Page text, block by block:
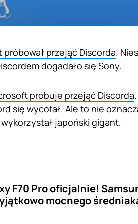
próbował przejąć Discorda.
dogadało się Sony.
próbuje przejąć Discorda
się wycofał. Ale to nie
japoński gigant.
F70 Pro oficjalnie!
mocnego